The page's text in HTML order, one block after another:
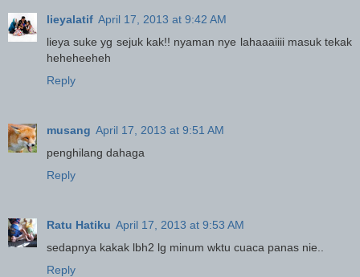
lieyalatif April 17, 2013 at 9:42 AM
lieya suke yg sejuk kak!! nyaman nye lahaaaiiii masuk tekak
heheheeheh
Reply
musang April 17, 2013 at 9:51 AM
penghilang dahaga
Reply
Ratu Hatiku April 17, 2013 at 9:53 AM
sedapnya kakak lbh2 lg minum wktu cuaca panas nie..
Reply